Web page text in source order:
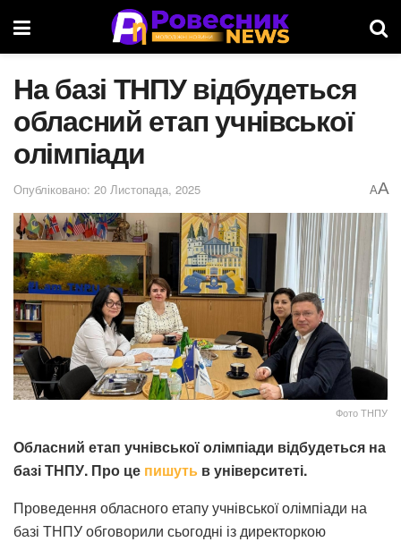
На базі ТНПУ відбудеться
обласний етап учнівської
олімпіади
Опубліковано: 20 Листопада, 2025 AA
Фото ТНПУ
Обласний етап учнівської олімпіади відбудеться на
базі ТНПУ. Про це пишуть в університеті.
Проведення обласного етапу учнівської олімпіади на
базі ТНПУ обговорили сьогодні із директоркою